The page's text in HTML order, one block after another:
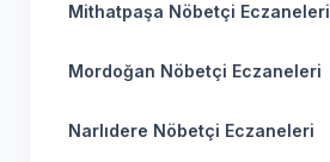
Mithatpaşa Nöbetçi Eczaneleri
Mordoğan Nöbetçi Eczaneleri
Narlıdere Nöbetçi Eczaneleri